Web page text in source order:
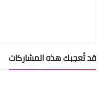
قد تُعجبك هذه المشاركات